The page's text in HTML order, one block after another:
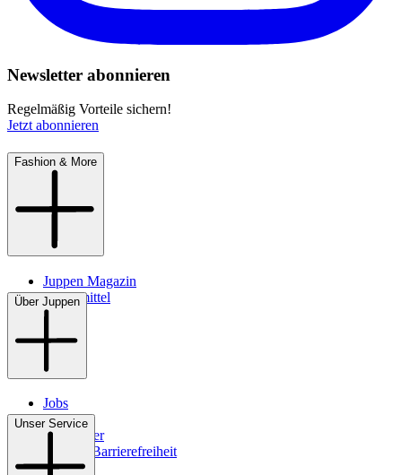
Newsletter abonnieren
Regelmäßig Vorteile sichern!
Jetzt abonnieren
Fashion & More
Juppen Magazin
Pflegemittel
Über Juppen
Jobs
Filialen
Newsletter
Digitale Barrierefreiheit
Unser Service